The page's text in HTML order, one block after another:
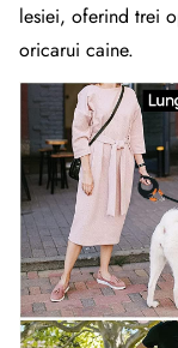
lesiei, oferind trei
oricarui caine.